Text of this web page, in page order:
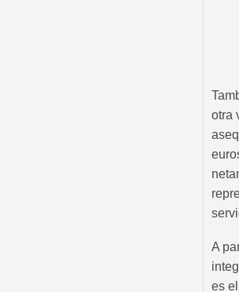
otra
A
es